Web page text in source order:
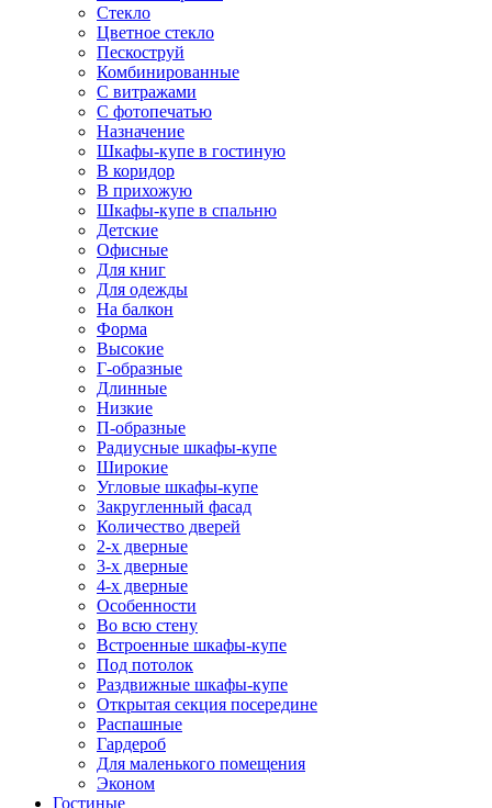
Стекло
Цветное стекло
Пескоструй
Комбинированные
С витражами
С фотопечатью
Назначение
Шкафы-купе в гостиную
В коридор
В прихожую
Шкафы-купе в спальню
Детские
Офисные
Для книг
Для одежды
На балкон
Форма
Высокие
Г-образные
Длинные
Низкие
П-образные
Радиусные шкафы-купе
Широкие
Угловые шкафы-купе
Закругленный фасад
Количество дверей
2-х дверные
3-х дверные
4-х дверные
Особенности
Во всю стену
Встроенные шкафы-купе
Под потолок
Раздвижные шкафы-купе
Открытая секция посередине
Распашные
Гардероб
Для маленького помещения
Эконом
Гостиные